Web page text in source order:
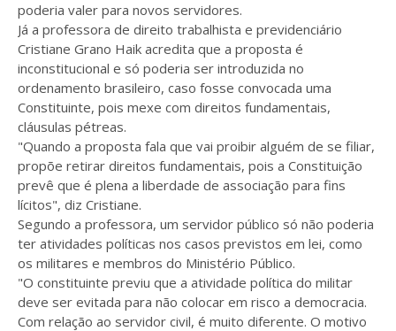
poderia valer para novos servidores.
Já a professora de direito trabalhista e previdenciário
Cristiane Grano Haik acredita que a proposta é
inconstitucional e só poderia ser introduzida no
ordenamento brasileiro, caso fosse convocada uma
Constituinte, pois mexe com direitos fundamentais,
cláusulas pétreas.
"Quando a proposta fala que vai proibir alguém de se filiar,
propõe retirar direitos fundamentais, pois a Constituição
prevê que é plena a liberdade de associação para fins
lícitos", diz Cristiane.
Segundo a professora, um servidor público só não poderia
ter atividades políticas nos casos previstos em lei, como
os militares e membros do Ministério Público.
"O constituinte previu que a atividade política do militar
deve ser evitada para não colocar em risco a democracia.
Com relação ao servidor civil, é muito diferente. O motivo